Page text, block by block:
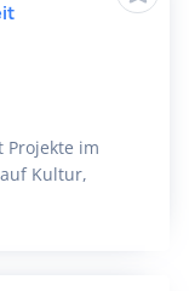
Projekte im
Kultur,